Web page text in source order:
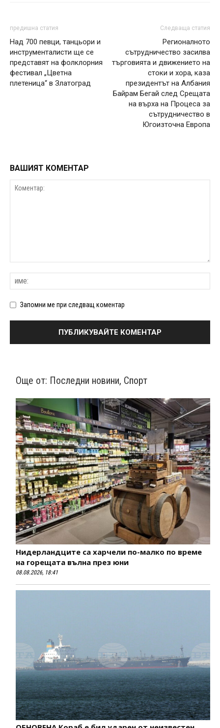
предишна статия
Над 700 певци, танцьори и
инструменталисти ще се
представят на фолклорния
фестивал „Цветна
плетеница“ в Златоград
Следваща статия
Регионалното
сътрудничество засилва
търговията и движението на
стоки и хора, каза
президентът на Албания
Байрам Бегай след Срещата
на върха на Процеса за
сътрудничество в
Югоизточна Европа
ВАШИЯТ КОМЕНТАР
Запомни ме при следващ коментар
Още от: Последни новини, Спорт
Нидерландците са харчели по-малко по време
на горещата вълна през юни
08.08.2026, 18:41